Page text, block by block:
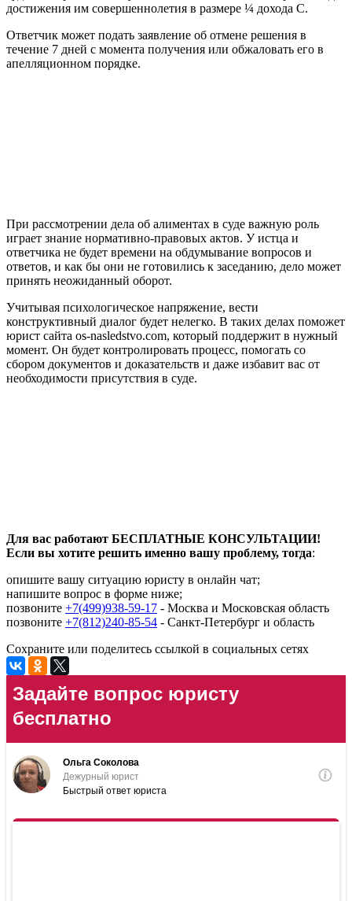
достижения им совершеннолетия в размере ¼ дохода С.
Ответчик может подать заявление об отмене решения в
течение 7 дней с момента получения или обжаловать его в
апелляционном порядке.
При рассмотрении дела об алиментах в суде важную роль
играет знание нормативно-правовых актов. У истца и
ответчика не будет времени на обдумывание вопросов и
ответов, и как бы они не готовились к заседанию, дело может
принять неожиданный оборот.
Учитывая психологическое напряжение, вести
конструктивный диалог будет нелегко. В таких делах поможет
юрист сайта os-nasledstvo.com, который поддержит в нужный
момент. Он будет контролировать процесс, помогать со
сбором документов и доказательств и даже избавит вас от
необходимости присутствия в суде.
Для вас работают БЕСПЛАТНЫЕ КОНСУЛЬТАЦИИ!
Если вы хотите решить именно вашу проблему, тогда:
опишите вашу ситуацию юристу в онлайн чат;
напишите вопрос в форме ниже;
позвоните +7(499)938-59-17 - Москва и Московская область
позвоните +7(812)240-85-54 - Санкт-Петербург и область
Сохраните или поделитесь ссылкой в социальных сетях